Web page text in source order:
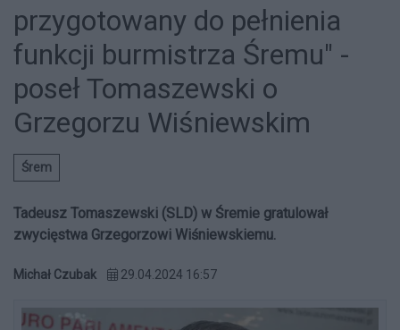
przygotowany do pełnienia
funkcji burmistrza Śremu" -
poseł Tomaszewski o
Grzegorzu Wiśniewskim
Śrem
Tadeusz Tomaszewski (SLD) w Śremie gratulował
zwycięstwa Grzegorzowi Wiśniewskiemu.
Michał Czubak 29.04.2024 16:57